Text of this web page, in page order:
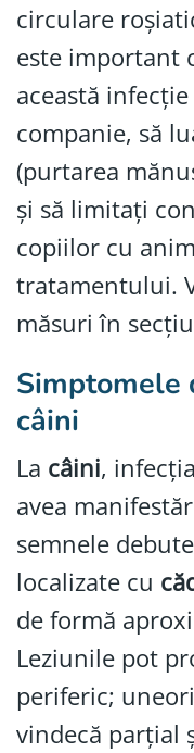
circulare
este important
această
companie, să
(purtarea
și să limitați
copiilor cu
tratamentului.
măsuri în
Simptomele
câini
La câini,
avea
semnele
localizate cu
de formă
Leziunile pot
periferic;
vindecă parțial